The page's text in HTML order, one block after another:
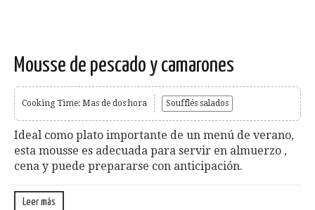
Mousse de pescado y camarones
Cooking Time: Mas de dos hora Soufflés salados
Ideal como plato importante de un menú de verano,
esta mousse es adecuada para servir en almuerzo ,
cena y puede prepararse con anticipación.
Leer más